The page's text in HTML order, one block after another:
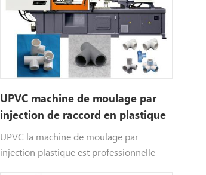
UPVC machine de moulage par
injection de raccord en plastique
UPVC la machine de moulage par
injection plastique est professionnelle